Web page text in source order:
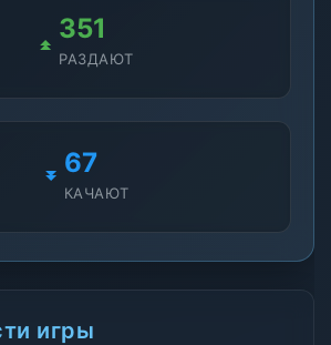
349
РАЗДАЮТ
69
КАЧАЮТ
игры